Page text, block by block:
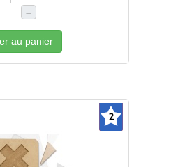
–
au panier